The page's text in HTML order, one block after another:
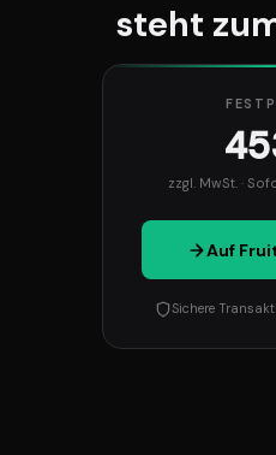
steht
zzgl. MwSt. ·
Auf
Sichere